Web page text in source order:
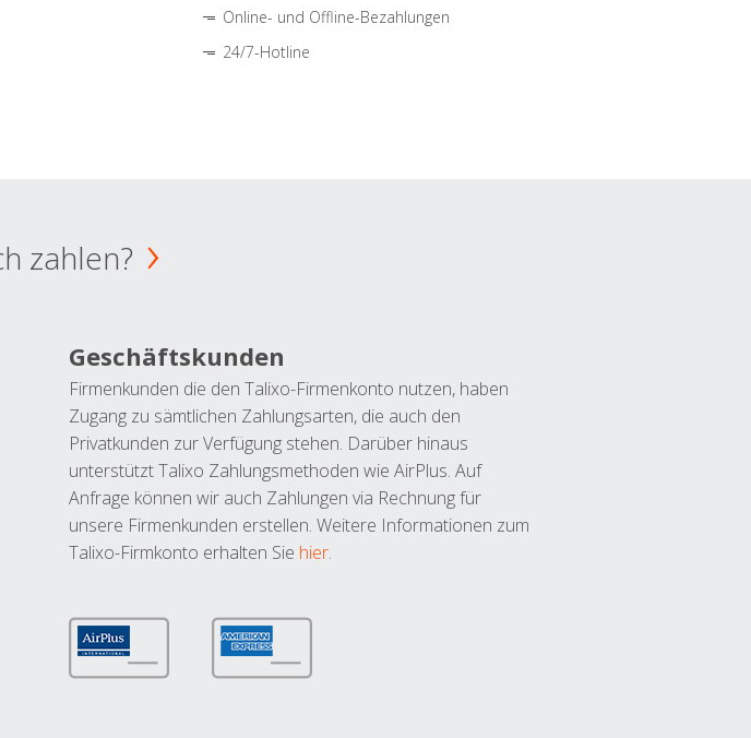
Online- und Offline-Bezahlungen
24/7-Hotline
zahlen?
Geschäftskunden
Firmenkunden die den Talixo-Firmenkonto nutzen, haben
Zugang zu sämtlichen Zahlungsarten, die auch den
Privatkunden zur Verfügung stehen. Darüber hinaus
unterstützt Talixo Zahlungsmethoden wie AirPlus. Auf
Anfrage können wir auch Zahlungen via Rechnung für
unsere Firmenkunden erstellen. Weitere Informationen zum
Talixo-Firmkonto erhalten Sie hier.